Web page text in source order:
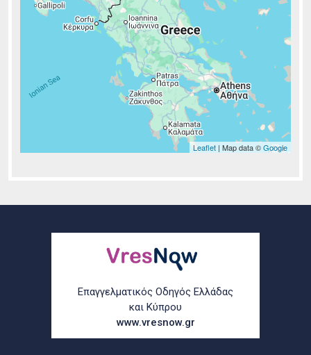
Leaflet | Map data ©Google
Επαγγελματικός Οδηγός Ελλάδας
και Κύπρου
www.vresnow.gr